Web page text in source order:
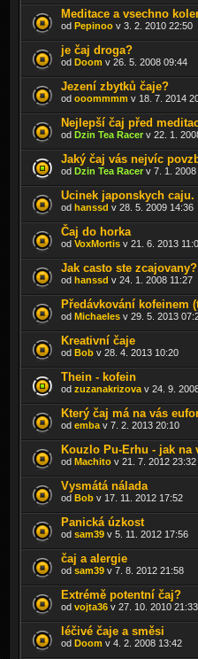
Meditace a vsechno
od Pepinoo v 3. 2. 2010 22:50
je čaj droga?
od Doom v 26. 5. 2008 09:44
Jezení zbytků čaje?
od ooommmm v 18. 7. 2014
Nejlepší čaj před
od Dzin Tea Racer v 22. 1.
Jaký čaj vás nejvíc
od Dzin Tea Racer v 7. 1. 2008
Ucinek japonskych caju.
od hanssd v 28. 5. 2009 14:36
Čaj do horka
od VoxMortis v 21. 6. 2013
Jak casto ste zcajovany?
od hanssd v 24. 1. 2008 11:27
Předávkování kofeinem
od Michaeles v 29. 5. 2013
Kreativní čaje
od Bob v 28. 4. 2013 10:20
Thein - kofein
od zuzanakrizova v 24. 9.
Který čaj má na vás
od emba v 7. 2. 2013 20:10
Kouzlo Pu-Erhu - jak na
od Machito v 21. 7. 2012 23:32
Vysmátá nálada
od Bob v 17. 11. 2012 17:52
Panická úzkost
od sam39 v 5. 11. 2012 17:56
čaj a alergie
od sam39 v 7. 8. 2012 21:58
Extrémě potentní čaj?
od vojta36 v 27. 10. 2010 21:33
léčivé čaje a směsi
od Doom v 4. 2. 2008 13:42